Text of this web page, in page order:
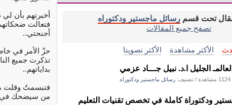
رسائل ماجستير ودكتوراه
تصفح جميع المقالات
الأكثر مشاهدة الأكثر تصويتا
الجليل ا.د. نبيل جـــاد عزمي
1124 مشاهدة / تصنيف: رسائل ماجستير ودكتوراه
ودكتوراة كاملة في تخصص تقنيات التعليم
أخبرتهم بأن
فتعالت
أجنحتي..
حزّ الأمر في
تذكرت جميع
بداياتهم..
فتبسمتُ وقلت
من سيضحك في